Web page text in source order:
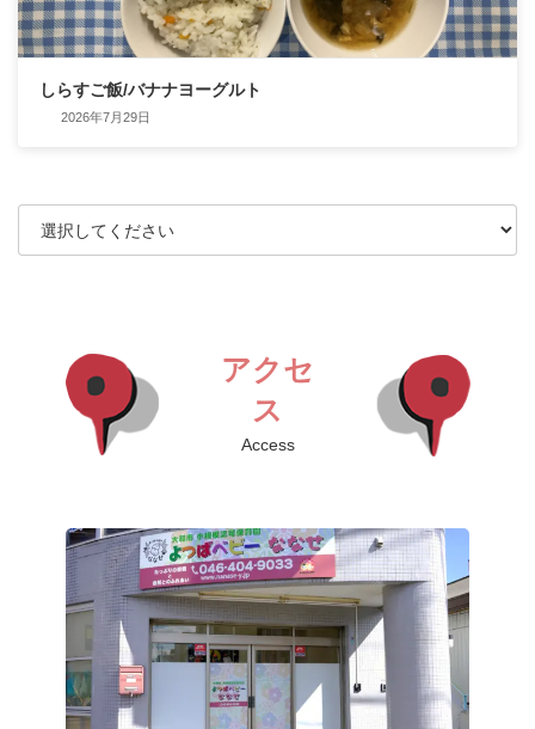
しらすご飯/バナナヨーグルト
2026年7月29日
アクセ
ス
Access